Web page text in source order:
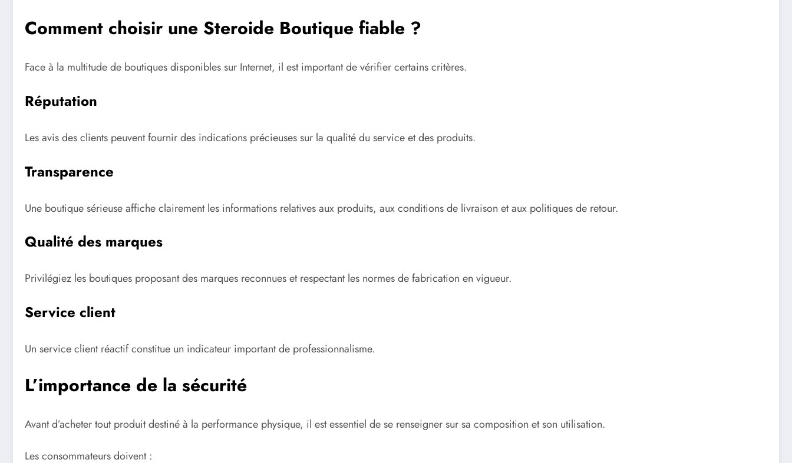
Comment choisir une Steroide Boutique fiable ?
Face à la multitude de boutiques disponibles sur Internet, il est important de vérifier certains critères.
Réputation
Les avis des clients peuvent fournir des indications précieuses sur la qualité du service et des produits.
Transparence
Une boutique sérieuse affiche clairement les informations relatives aux produits, aux conditions de livraison et aux politiques de retour.
Qualité des marques
Privilégiez les boutiques proposant des marques reconnues et respectant les normes de fabrication en vigueur.
Service client
Un service client réactif constitue un indicateur important de professionnalisme.
L’importance de la sécurité
Avant d’acheter tout produit destiné à la performance physique, il est essentiel de se renseigner sur sa composition et son utilisation.
Les consommateurs doivent :